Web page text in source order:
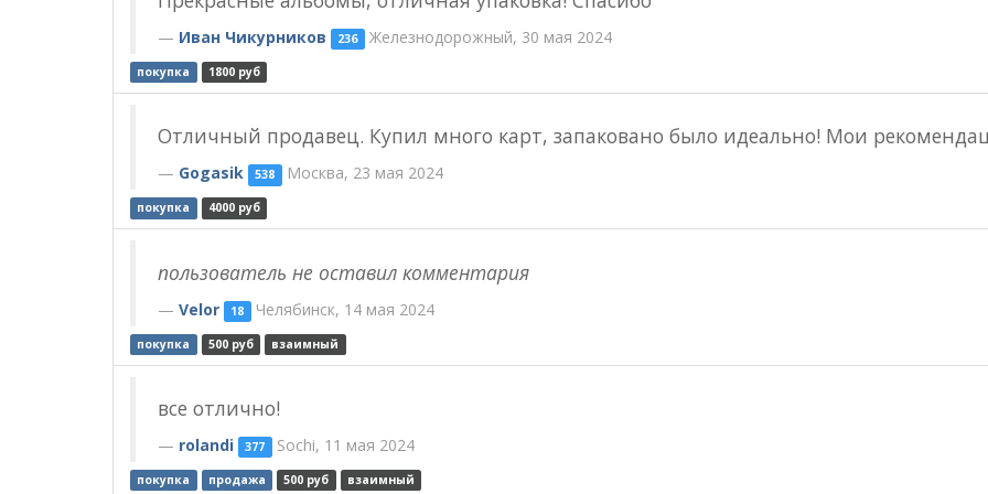
Иван Чикурников 236 Железнодорожный, 30 мая 2024
покупка 1800 руб
Отличный продавец. Купил много карт, запаковано было идеально! Мои
Gogasik 538 Москва, 23 мая 2024
покупка 4000 руб
пользователь не оставил комментария
Velor 18 Челябинск, 14 мая 2024
покупка 500 руб взаимный
все отлично!
rolandi 377 Sochi, 11 мая 2024
покупка продажа 500 руб взаимный